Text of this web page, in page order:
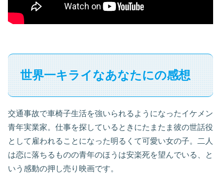
世界一キライなあなたにの感想
交通事故で車椅子生活を強いられるようになったイケメン
青年実業家。仕事を探しているときにたまたま彼の世話役
として雇われることになった明るくて可愛い女の子。二人
は恋に落ちるものの青年のほうは安楽死を望んでいる、と
いう感動の押し売り映画です。